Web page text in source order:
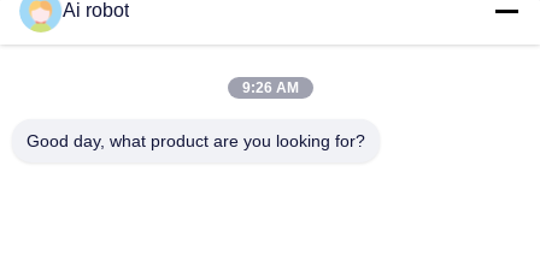
VIVI DENTAI
LABORATORY
Ai robot
9:26 AM
Good day, what product are you looking for?